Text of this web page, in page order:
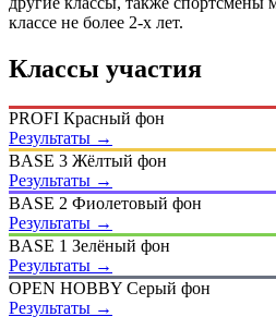
классе не более 2-х лет.
Классы участия
PROFI Красный фон
Результаты →
BASE 3 Жёлтый фон
Результаты →
BASE 2 Фиолетовый фон
Результаты →
BASE 1 Зелёный фон
Результаты →
OPEN HOBBY Серый фон
Результаты →